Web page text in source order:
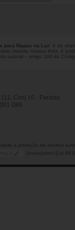
para Mapas na Luz " é de
citando nossos links, é
autoral – artigo 184 do
Conj 10 - Paraíso
080
à proteção de direitos
Scansystem (Lei